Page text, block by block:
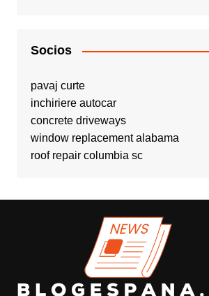
Socios
pavaj curte
inchiriere autocar
concrete driveways
window replacement alabama
roof repair columbia sc